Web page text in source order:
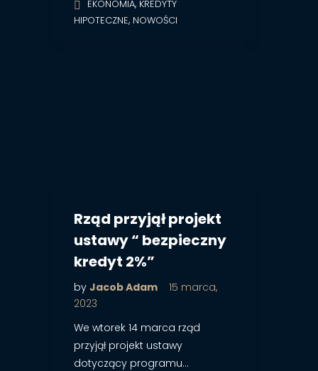
EKONOMIA, KREDYTY
HIPOTECZNE, NOWOŚCI
Rząd przyjął projekt
ustawy “ bezpieczny
kredyt 2%”
by Jacob Adam
15 marca,
2023
We wtorek 14 marca rząd
przyjął projekt ustawy
dotyczący programu…